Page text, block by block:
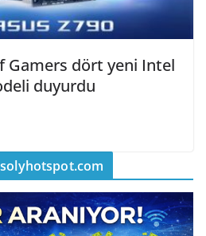
Gamers dört yeni Intel
duyurdu